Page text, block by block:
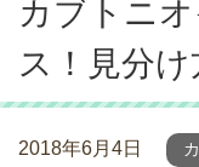
カブトニ
ス！見分け
2018年6月4日